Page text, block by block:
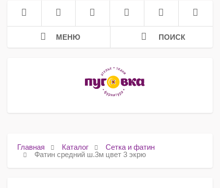
МЕНЮ ПОИСК
Главная Каталог
Сетка и фатин
Фатин средний ш.3м цвет 3 экрю